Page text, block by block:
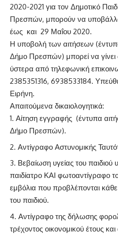
2020-2021 για τον Δημοτικό
Πρεσπών, μπορούν να
έως και 29 Μαΐου 2020.
Η υποβολή των αιτήσεων
Δήμο Πρεσπών) μπορεί να
ύστερα από τηλεφωνική
2385351316, 6938533184.
Ειρήνη.
Απαιτούμενα δικαιολογητικά:
Αίτηση εγγραφής (έντυπα
Δήμο Πρεσπών).
Αντίγραφο Αστυνομικής
Βεβαίωση υγείας του
παιδίατρο ΚΑΙ φωτοαντίγραφο
εμβόλια που προβλέπονται
του παιδιού.
Αντίγραφο της δήλωσης
τρέχοντος οικονομικού έτους